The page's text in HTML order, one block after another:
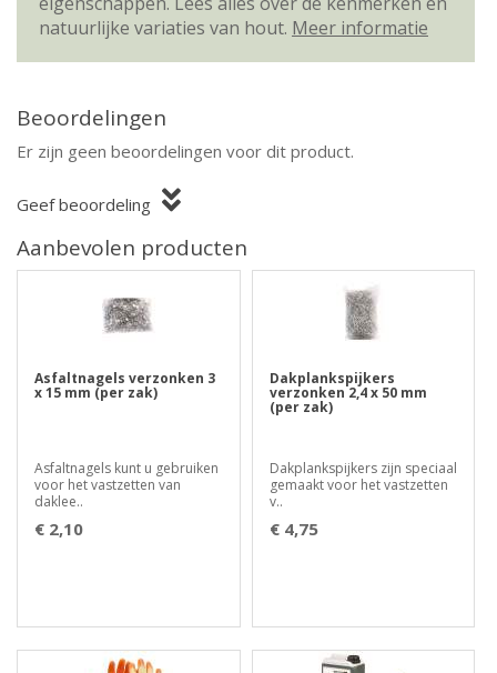
natuurlijke variaties van hout. Meer informatie
Beoordelingen
Er zijn geen beoordelingen voor dit product.
Geef beoordeling
Aanbevolen producten
Asfaltnagels verzonken 3
x 15 mm (per zak)
Asfaltnagels kunt u gebruiken
voor het vastzetten van
daklee..
€ 2,10
Dakplankspijkers
verzonken 2,4 x 50 mm
(per zak)
Dakplankspijkers zijn speciaal
gemaakt voor het vastzetten
v..
€ 4,75